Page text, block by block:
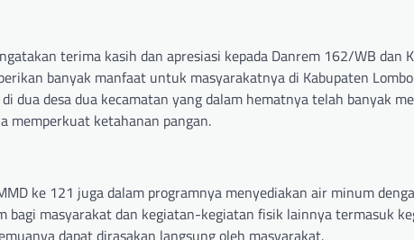
terima kasih dan apresiasi kepada Danrem 162/WB dan
banyak manfaat untuk masyarakatnya di Kabupaten
dua desa dua kecamatan yang dalam hematnya telah banyak
memperkuat ketahanan pangan.
ke 121 juga dalam programnya menyediakan air minum
bagi masyarakat dan kegiatan-kegiatan fisik lainnya termasuk